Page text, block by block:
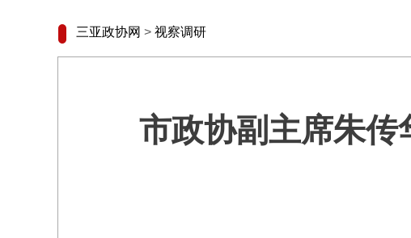
三亚政协网 > 视察调研
市政协副主席朱传